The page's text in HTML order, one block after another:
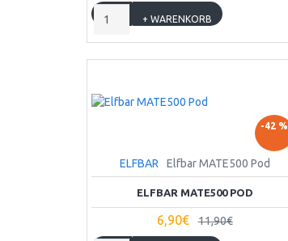
+ WARENKORB
-42 %
ELFBAR Elfbar MATE500 Pod
ELFBAR MATE500 POD
6,90€ 11,90€